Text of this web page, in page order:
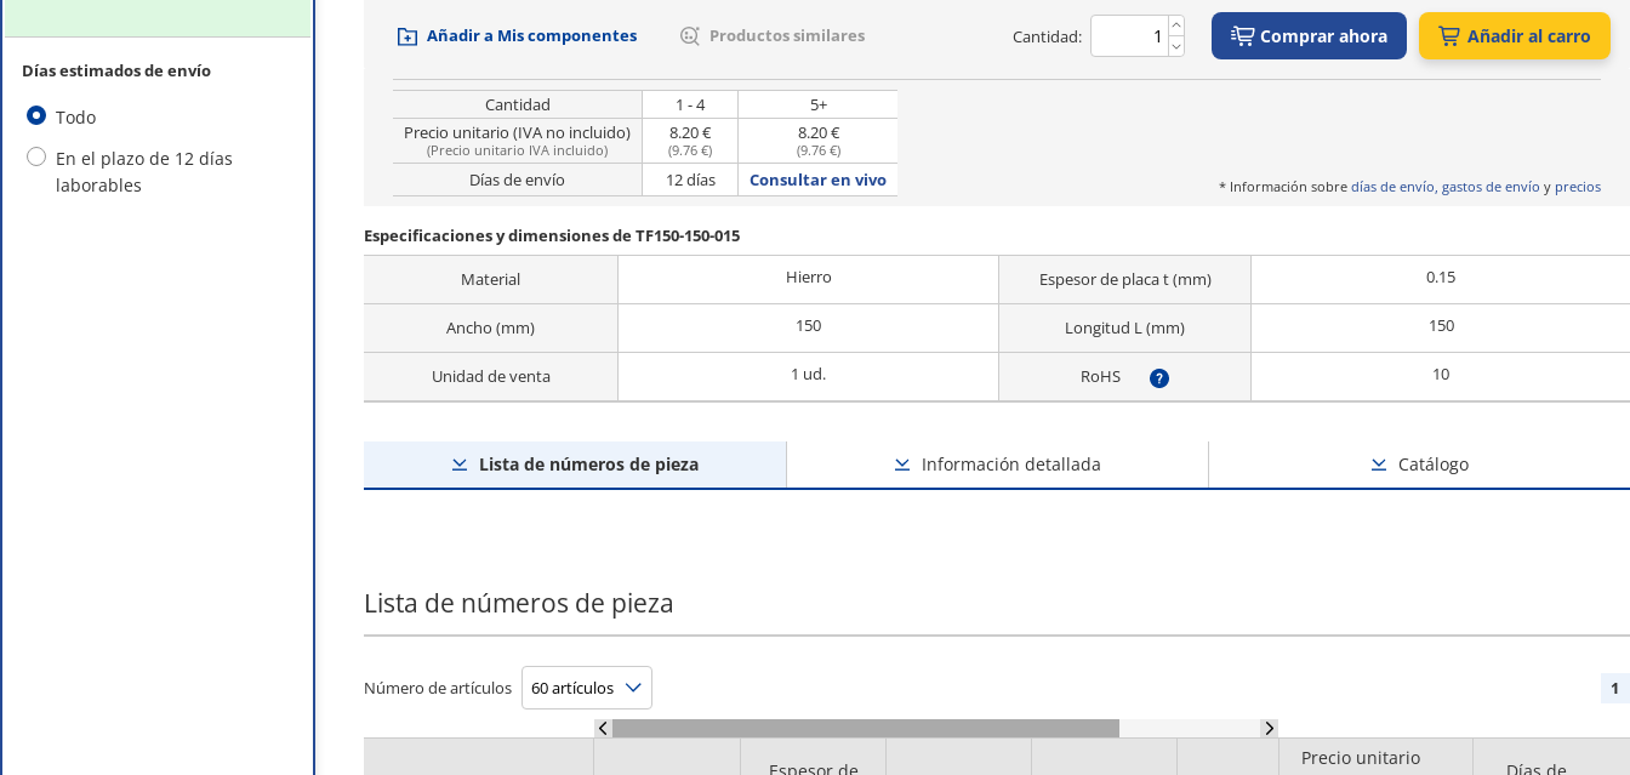
Días estimados de envío
Todo
En el plazo de 12 días
laborables
Añadir a Mis componentes Productos similares Cantidad: Comprar ahora Añadir al carro
Cantidad 1 - 4
5+
Precio unitario (IVA no incluido)
(Precio unitario IVA incluido)
8.20 €
(9.76 €)
8.20 €
(9.76 €)
Días de envío 12 días Consultar en vivo * Información sobre días de envío, gastos de envío y precios
Especificaciones y dimensiones de TF150-150-015
Material
Hierro Espesor de placa t (mm) 0.15
Ancho (mm) 150 Longitud L (mm) 150
Unidad de venta 1 ud. RoHS 10
Lista de números de pieza Información detallada Catálogo
Lista de números de pieza
Número de artículos 1
Precio unitario